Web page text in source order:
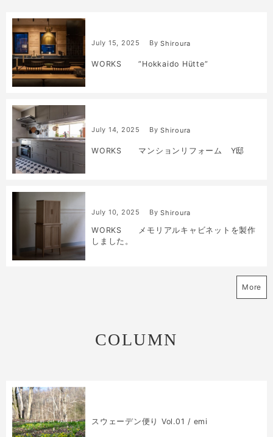
July 15 2025 By Shiroura
WORKS ”Hokkaido Hütte”
July 14 2025 By Shiroura
WORKS マンションリフォーム Y邸
July 10 2025 By Shiroura
WORKS メモリアルキャビネットを製作
しました。
More
COLUMN
スウェーデン便り Vol.01 / emi